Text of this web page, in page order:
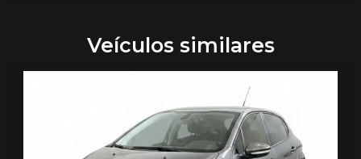
Veículos similares